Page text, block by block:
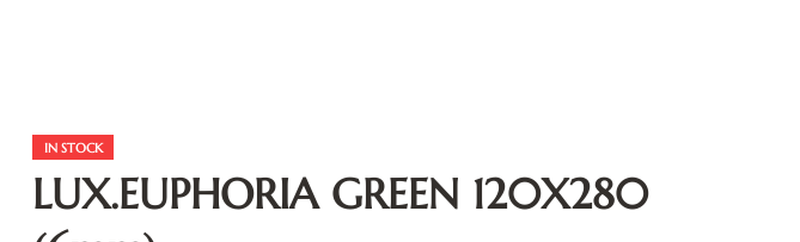
IN STOCK
LUX.EUPHORIA GREEN 120X280